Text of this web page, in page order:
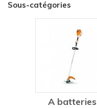
Sous-catégories
A batteries